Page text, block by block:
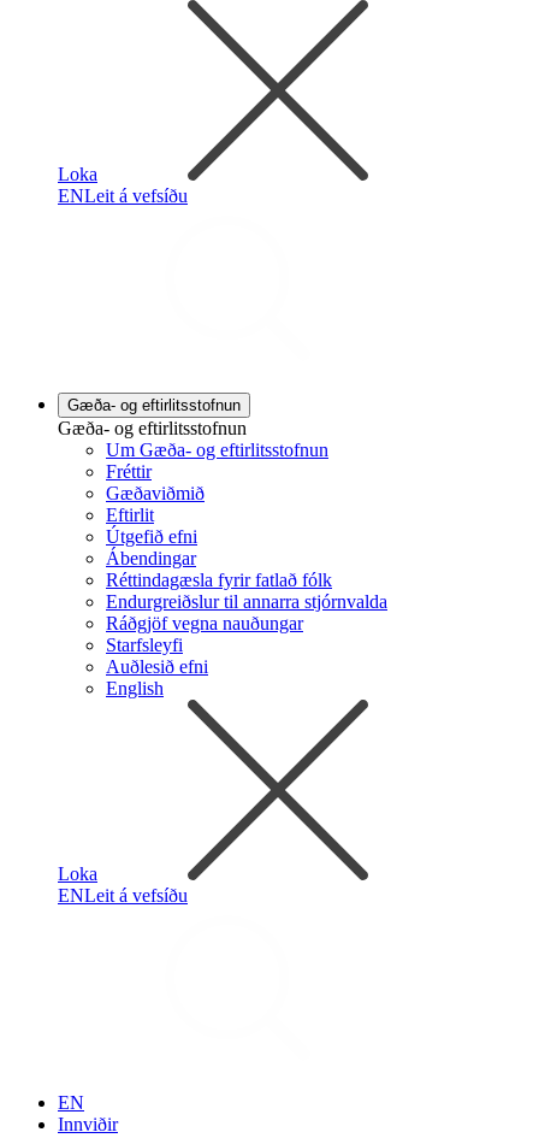
Loka
ENLeit á vefsíðu
Gæða- og eftirlitsstofnun
Gæða- og eftirlitsstofnun
Um Gæða- og eftirlitsstofnun
Fréttir
Gæðaviðmið
Eftirlit
Útgefið efni
Ábendingar
Réttindagæsla fyrir fatlað fólk
Endurgreiðslur til annarra stjórnvalda
Ráðgjöf vegna nauðungar
Starfsleyfi
Auðlesið efni
English
Loka
ENLeit á vefsíðu
EN
Innviðir